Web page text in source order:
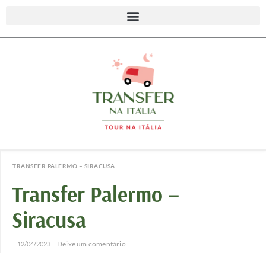
TRANSFER PALERMO – SIRACUSA
Transfer Palermo –
Siracusa
12/04/2023 Deixe um comentário